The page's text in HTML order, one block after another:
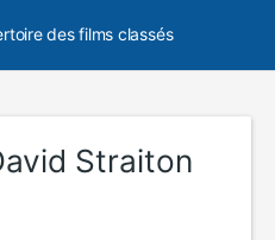
des films classés
Straiton